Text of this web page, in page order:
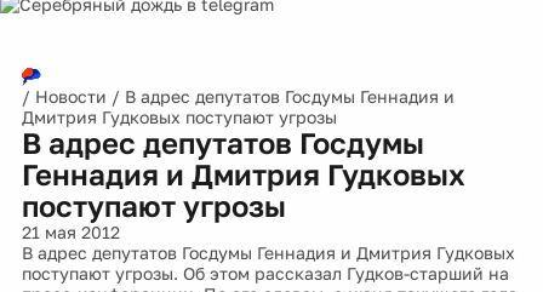
/ Новости / В адрес депутатов Госдумы Геннадия и
Дмитрия Гудковых поступают угрозы
В адрес депутатов Госдумы
Геннадия и Дмитрия Гудковых
поступают угрозы
21 мая 2012
В адрес депутатов Госдумы Геннадия и Дмитрия Гудковых
поступают угрозы. Об этом рассказал Гудков-старший на